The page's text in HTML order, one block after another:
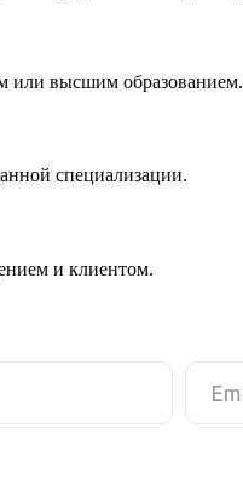
или высшим образованием.
специализации.
и клиентом.